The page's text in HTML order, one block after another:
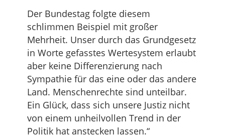
Der Bundestag folgte diesem
schlimmen Beispiel mit großer
Mehrheit. Unser durch das Grundgesetz
in Worte gefasstes Wertesystem erlaubt
aber keine Differenzierung nach
Sympathie für das eine oder das andere
Land. Menschenrechte sind unteilbar.
Ein Glück, dass sich unsere Justiz nicht
von einem unheilvollen Trend in der
Politik hat anstecken lassen.“